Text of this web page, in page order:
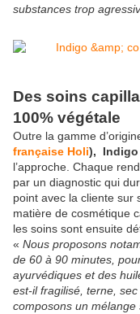
substances trop
Des soins
100% végétale
Outre la gamme
française Holi), Indigo
l’approche. Chaque
par un diagnostic qui
point avec la cliente sur
matière de cosmétique
les soins sont ensuite
« Nous proposons
de 60 à 90 minutes,
ayurvédiques et des
est-il fragilisé, terne,
composons un mélange